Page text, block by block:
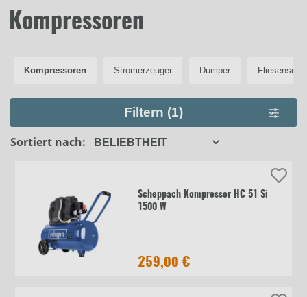
Kompressoren
Kompressoren Stromerzeuger Dumper
Filtern (1)
Sortiert nach:
Scheppach Kompressor HC 51 Si
1500 W
259,00 €